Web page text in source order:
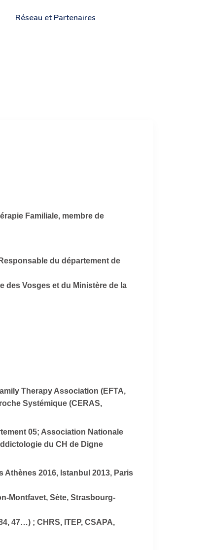
Réseau et Partenaires
Familiale, membre de
du département de
des Vosges et du Ministère de la
Therapy Association (EFTA,
Systémique (CERAS,
05; Association Nationale
du CH de Digne
Athènes 2016, Istanbul 2013, Paris
Montfavet, Sète, Strasbourg-
47…) ; CHRS, ITEP, CSAPA,